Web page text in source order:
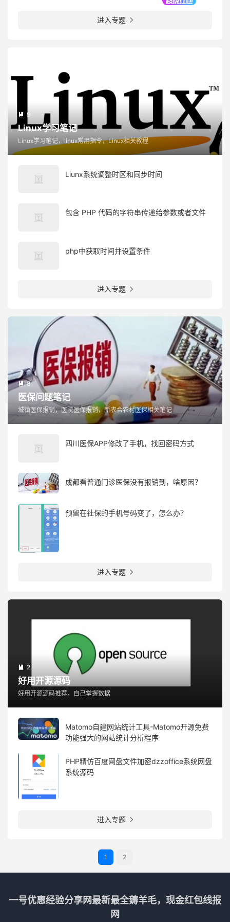
进入专题 
 9
Linux学习笔记
Linux学习笔记，linux常用指令，Linux相关教程
Liunx系统调整时区和同步时间
包含 PHP 代码的字符串传递给参数或者文件
php中获取时间并设置条件
进入专题 
 8
医保问题笔记
城镇医保报销，医院医保报销，新农合农村医保相关笔记
四川医保APP修改了手机，找回密码方式
成都看普通门诊医保没有报销到，啥原因？
预留在社保的手机号码变了，怎么办？
进入专题 
 2
好用开源源码
好用开源源码推荐，自己掌握数据
Matomo自建网站统计工具-Matomo开源免费
功能强大的网站统计分析程序
PHP精仿百度网盘文件加密dzzoffice系统网盘
系统源码
进入专题 
1 2
一号优惠经验分享网最新最全薅羊毛，现金红包线报
网